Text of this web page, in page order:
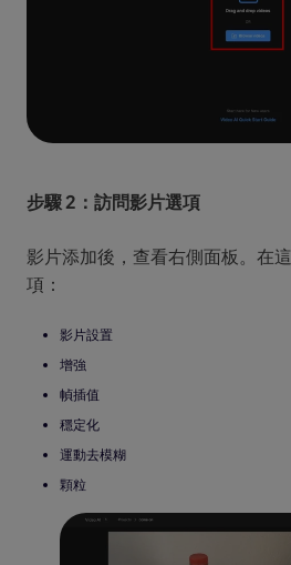
步驟 2：訪問影片選項
影片添加後，查看右側面板。在
項：
影片設置
增強
幀插值
穩定化
運動去模糊
顆粒